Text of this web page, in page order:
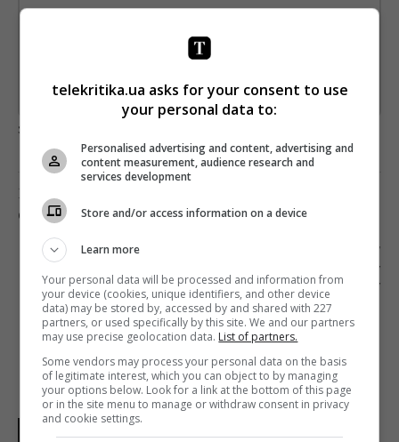
Підпишіться ще раз, якщо не отримуєте від нас листи
Предоставлено SendPulse
загрузка...
Предыдущий пост
GOOGLE ЗАПРЕТИТ РЕКЛАМУ ШПИОНСКИХ ПО
Следующий пост
РОССИЙСКОМУ АКТЕРУ АНТОНУ ПАМПУШНОМУ
ЗАПРЕТИЛИ ВЪЕЗД В УКРАИНУ
НОВОСТИ МИРА
telekritika.ua asks for your consent to use
your personal data to:
Personalised advertising and content, advertising and
content measurement, audience research and
services development
Store and/or access information on a device
Learn more
Your personal data will be processed and information from
your device (cookies, unique identifiers, and other device
data) may be stored by, accessed by and shared with 227
partners, or used specifically by this site. We and our partners
may use precise geolocation data. List of partners.
Some vendors may process your personal data on the basis
of legitimate interest, which you can object to by managing
your options below. Look for a link at the bottom of this page
or in the site menu to manage or withdraw consent in privacy
and cookie settings.